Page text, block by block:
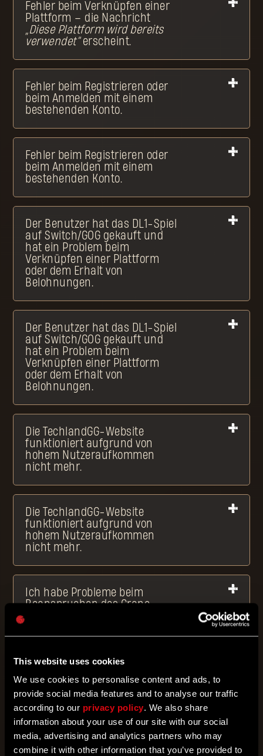
This website uses cookies
We use cookies to personalise content and ads, to
provide social media features and to analyse our traffic
according to our privacy policy. We also share
information about your use of our site with our social
media, advertising and analytics partners who may
combine it with other information that you’ve provided to
Fehler beim Verknüpfen einer
Plattform – die Nachricht
„Diese Plattform wird bereits
verwendet“erscheint.
Fehler beim Registrieren oder
beim Anmelden mit einem
bestehenden Konto.
Fehler beim Registrieren oder
beim Anmelden mit einem
bestehenden Konto.
Der Benutzer hat das DL1-Spiel
auf Switch/GOG gekauft und
hat ein Problem beim
Verknüpfen einer Plattform
oder dem Erhalt von
Belohnungen.
Der Benutzer hat das DL1-Spiel
auf Switch/GOG gekauft und
hat ein Problem beim
Verknüpfen einer Plattform
oder dem Erhalt von
Belohnungen.
Die TechlandGG-Website
funktioniert aufgrund von
hohem Nutzeraufkommen
nicht mehr.
Die TechlandGG-Website
funktioniert aufgrund von
hohem Nutzeraufkommen
nicht mehr.
Ich habe Probleme beim
Beanspruchen des Crane-
mit TechlandGG verbunden,
dennoch nicht beanspruchen.
Dying Light Outpost-Quests
Wieso kann ich den
aktualisierten Fortschritt nicht